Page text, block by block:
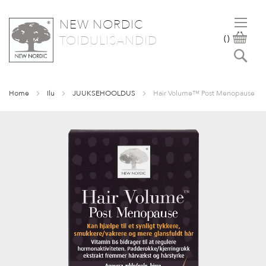
NEW NORDIC
TOIDULISANDID
SKIP
TO
()
Home Ilu JUUKSEHOOLDUS Hair Volume™ Post Menopause